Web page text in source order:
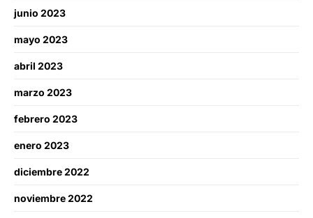
junio 2023
mayo 2023
abril 2023
marzo 2023
febrero 2023
enero 2023
diciembre 2022
noviembre 2022